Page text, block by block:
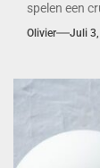
spelen een
Olivier Juli